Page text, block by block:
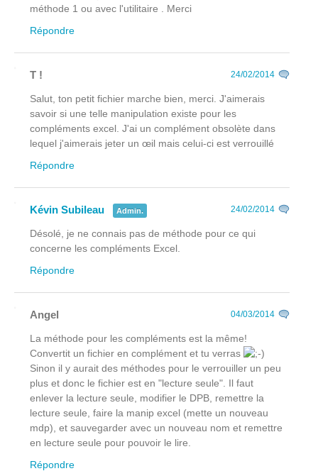
méthode 1 ou avec l'utilitaire . Merci
Répondre
T ! 24/02/2014
Salut, ton petit fichier marche bien, merci. J'aimerais
savoir si une telle manipulation existe pour les
compléments excel. J'ai un complément obsolète dans
lequel j'aimerais jeter un œil mais celui-ci est verrouillé
Répondre
Kévin Subileau Admin. 24/02/2014
Désolé, je ne connais pas de méthode pour ce qui
concerne les compléments Excel.
Répondre
Angel 04/03/2014
La méthode pour les compléments est la même!
Convertit un fichier en complément et tu verras
Sinon il y aurait des méthodes pour le verrouiller un peu
plus et donc le fichier est en "lecture seule". Il faut
enlever la lecture seule, modifier le DPB, remettre la
lecture seule, faire la manip excel (mette un nouveau
mdp), et sauvegarder avec un nouveau nom et remettre
en lecture seule pour pouvoir le lire.
Répondre